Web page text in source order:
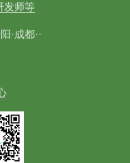
发师等
·成都··